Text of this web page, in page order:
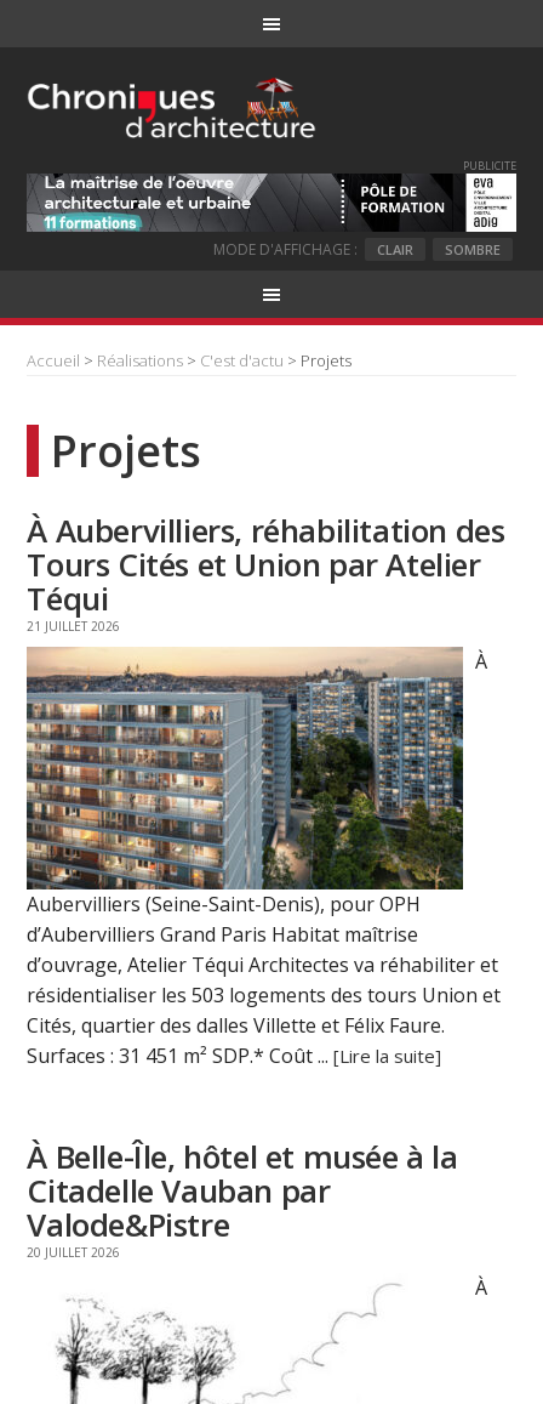
PUBLICITE
MODE D'AFFICHAGE : CLAIR SOMBRE
Accueil > Réalisations > C'est d'actu > Projets
Projets
À Aubervilliers, réhabilitation des
Tours Cités et Union par Atelier
Téqui
21 JUILLET 2026
À
Aubervilliers (Seine-Saint-Denis), pour OPH
d’Aubervilliers Grand Paris Habitat maîtrise
d’ouvrage, Atelier Téqui Architectes va réhabiliter et
résidentialiser les 503 logements des tours Union et
Cités, quartier des dalles Villette et Félix Faure.
Surfaces : 31 451 m² SDP.* Coût ...[Lire la suite]
À Belle-Île, hôtel et musée à la
Citadelle Vauban par
Valode&Pistre
20 JUILLET 2026
À